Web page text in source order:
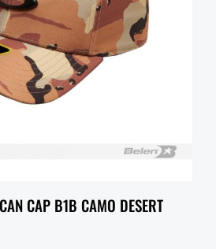
CAP B1B CAMO DESERT